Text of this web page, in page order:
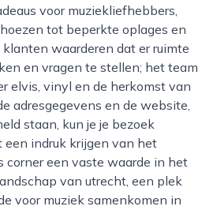
voor muziekliefhebbers,
tot beperkte oplages en
waarderen dat er ruimte
en vragen te stellen; het team
elvis, vinyl en de herkomst van
adresgegevens en de website,
staan, kun je je bezoek
een indruk krijgen van het
corner een vaste waarde in het
van utrecht, een plek
voor muziek samenkomen in